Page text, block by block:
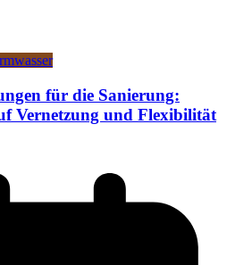
für die Sanierung:
Vernetzung und Flexibilität